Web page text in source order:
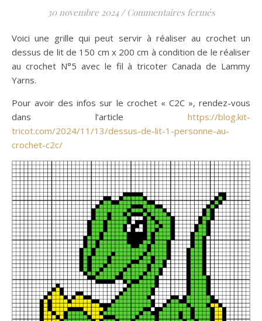
30 novembre 2024 / Commentaires ferméssur
Voici une grille qui peut servir à réaliser au crochet un
dessus de lit de 150 cm x 200 cm à condition de le réaliser
au crochet N°5 avec le fil à tricoter Canada de Lammy
Yarns.
Pour avoir des infos sur le crochet « C2C », rendez-vous
dans l’article https://blog.kit-
tricot.com/2024/11/13/dessus-de-lit-1-personne-au-
crochet-c2c/